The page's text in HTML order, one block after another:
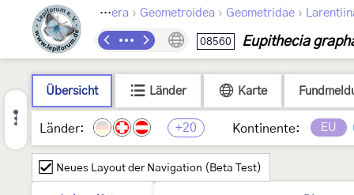
Lepidoptera › Geometroidea › Geometridae ›
08560 Eupithecia
Übersicht Länder Karte
Länder: +20 Kontinente: EU
Neues Layout der Navigation (Beta Test)